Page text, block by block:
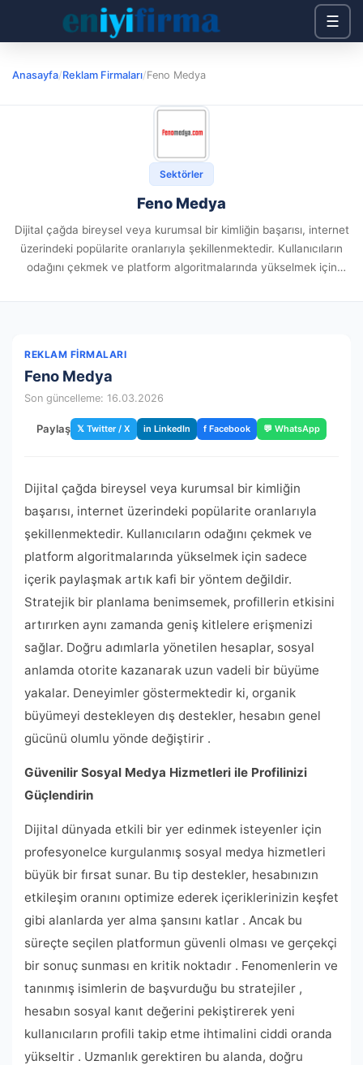
☰
Anasayfa/Reklam Firmaları/Feno Medya
Sektörler
Feno Medya
Dijital çağda bireysel veya kurumsal bir kimliğin başarısı, internet
üzerindeki popülarite oranlarıyla şekillenmektedir. Kullanıcıların
odağını çekmek ve platform algoritmalarında yükselmek için
REKLAM FIRMALARI
Feno Medya
Son güncelleme: 16.03.2026
Paylaş 𝕏 Twitter / X in LinkedIn f Facebook 💬 WhatsApp
Dijital çağda bireysel veya kurumsal bir kimliğin
başarısı, internet üzerindeki popülarite oranlarıyla
şekillenmektedir. Kullanıcıların odağını çekmek ve
platform algoritmalarında yükselmek için sadece
içerik paylaşmak artık kafi bir yöntem değildir.
Stratejik bir planlama benimsemek, profillerin etkisini
artırırken aynı zamanda geniş kitlelere erişmenizi
sağlar. Doğru adımlarla yönetilen hesaplar, sosyal
anlamda otorite kazanarak uzun vadeli bir büyüme
yakalar. Deneyimler göstermektedir ki, organik
büyümeyi destekleyen dış destekler, hesabın genel
gücünü olumlu yönde değiştirir .
Güvenilir Sosyal Medya Hizmetleri ile Profilinizi
Güçlendirin
Dijital dünyada etkili bir yer edinmek isteyenler için
profesyonelce kurgulanmış sosyal medya hizmetleri
büyük bir fırsat sunar. Bu tip destekler, hesabınızın
etkileşim oranını optimize ederek içeriklerinizin keşfet
gibi alanlarda yer alma şansını katlar . Ancak bu
süreçte seçilen platformun güvenli olması ve gerçekçi
bir sonuç sunması en kritik noktadır . Fenomenlerin ve
tanınmış isimlerin de başvurduğu bu stratejiler ,
hesabın sosyal kanıt değerini pekiştirerek yeni
kullanıcıların profili takip etme ihtimalini ciddi oranda
yükseltir . Uzmanlık gerektiren bu alanda, doğru